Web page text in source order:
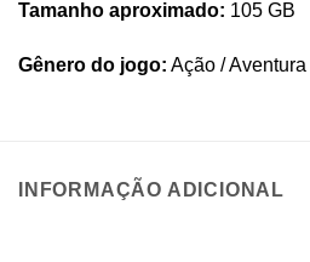
Tamanho aproximado: 105 GB
Gênero do jogo: Ação /
INFORMAÇÃO ADICIONAL